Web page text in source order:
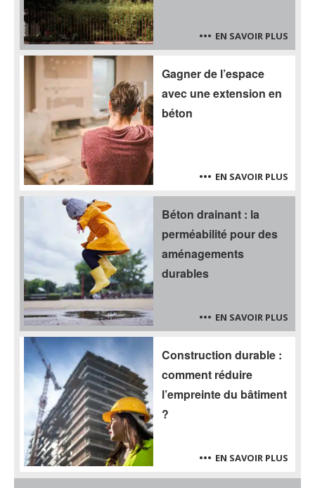
EN SAVOIR PLUS
Gagner de l’espace
avec une extension en
béton
EN SAVOIR PLUS
Béton drainant : la
perméabilité pour des
aménagements
durables
EN SAVOIR PLUS
Construction durable :
comment réduire
l’empreinte du bâtiment
?
EN SAVOIR PLUS